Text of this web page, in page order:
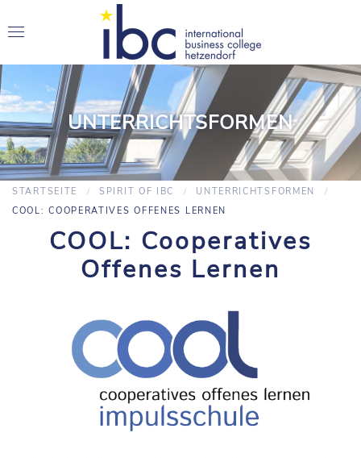
UNTERRICHTSFORMEN
STARTSEITE SPIRIT OF IBC
UNTERRICHTSFORMEN
COOL: COOPERATIVES OFFENES LERNEN
COOL: Cooperatives
Offenes Lernen